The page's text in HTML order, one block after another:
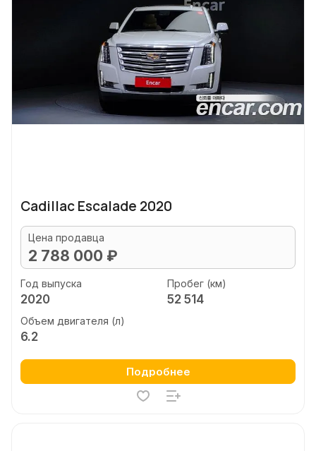
Cadillac Escalade 2020
Цена продавца
2 788 000 ₽
Год выпуска
2020
Пробег (км)
52 514
Объем двигателя (л)
6.2
Подробнее